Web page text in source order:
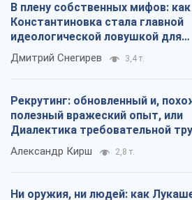
В плену собственных мифов: как
Константиновка стала главной
идеологической ловушкой для
российских оккупантов
Дмитрий Снегирев 3,4 т.
Рекрутинг: обновленный и,
полезный вражеский опыт, или
Диалектика требовательной
Александр Кирш 2,8 т.
Ни оружия, ни людей: как